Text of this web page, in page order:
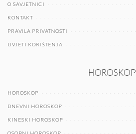
O SAVJETNICI
KONTAKT
PRAVILA PRIVATNOSTI
UVJETI KORIŠTENJA
HOROSKOP
HOROSKOP
DNEVNI HOROSKOP
KINESKI HOROSKOP